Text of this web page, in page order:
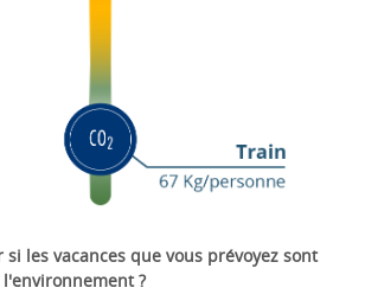
si les vacances que vous prévoyez sont
?